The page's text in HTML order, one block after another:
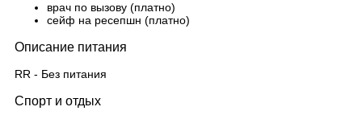
врач по вызову (платно)
сейф на ресепшн (платно)
Описание питания
RR - Без питания
Спорт и отдых